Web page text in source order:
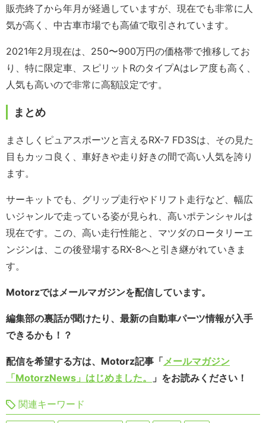
販売終了から年月が経過していますが、現在でも非常に人
気が高く、中古車市場でも高値で取引されています。
2021年2月現在は、250〜900万円の価格帯で推移してお
り、特に限定車、スピリットRのタイプAはレア度も高く、
人気も高いので非常に高額設定です。
まとめ
まさしくピュアスポーツと言えるRX-7 FD3Sは、その見た
目もカッコ良く、車好きや走り好きの間で高い人気を誇り
ます。
サーキットでも、グリップ走行やドリフト走行など、幅広
いジャンルで走っている姿が見られ、高いポテンシャルは
現在です。この、高い走行性能と、マツダのロータリーエ
ンジンは、この後登場するRX-8へと引き継がれていきま
す。
Motorzではメールマガジンを配信しています。
編集部の裏話が聞けたり、最新の自動車パーツ情報が入手
できるかも！？
配信を希望する方は、Motorz記事「メールマガジン
「MotorzNews」はじめました。
」をお読みください！
関連キーワード